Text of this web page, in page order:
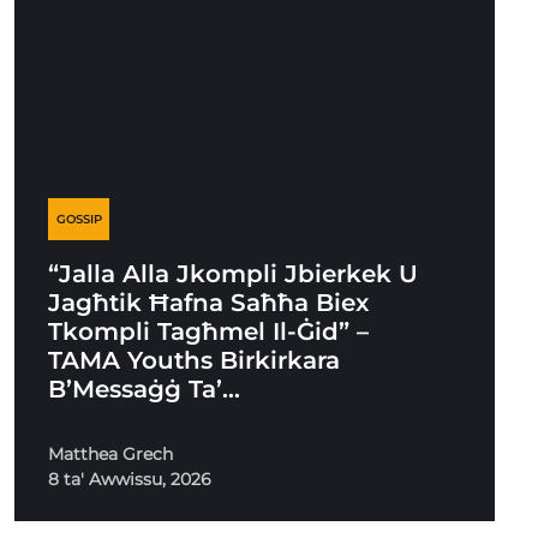
GOSSIP
“Jalla Alla Jkompli Jbierkek U
Jagħtik Ħafna Saħħa Biex
Tkompli Tagħmel Il-Ġid” –
TAMA Youths Birkirkara
B’Messaġġ Ta’…
Matthea Grech
8 ta' Awwissu, 2026